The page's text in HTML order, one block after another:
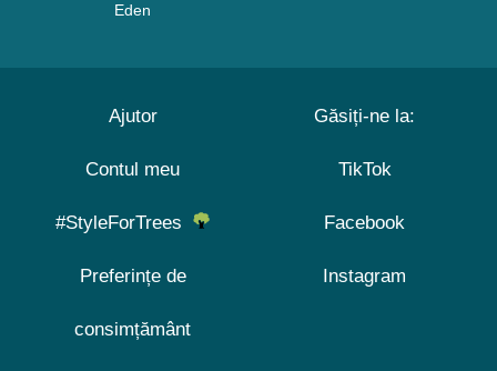
Eden
Ajutor
Contul meu
#StyleForTrees
Preferințe de
consimțământ
Găsiți-ne la:
TikTok
Facebook
Instagram